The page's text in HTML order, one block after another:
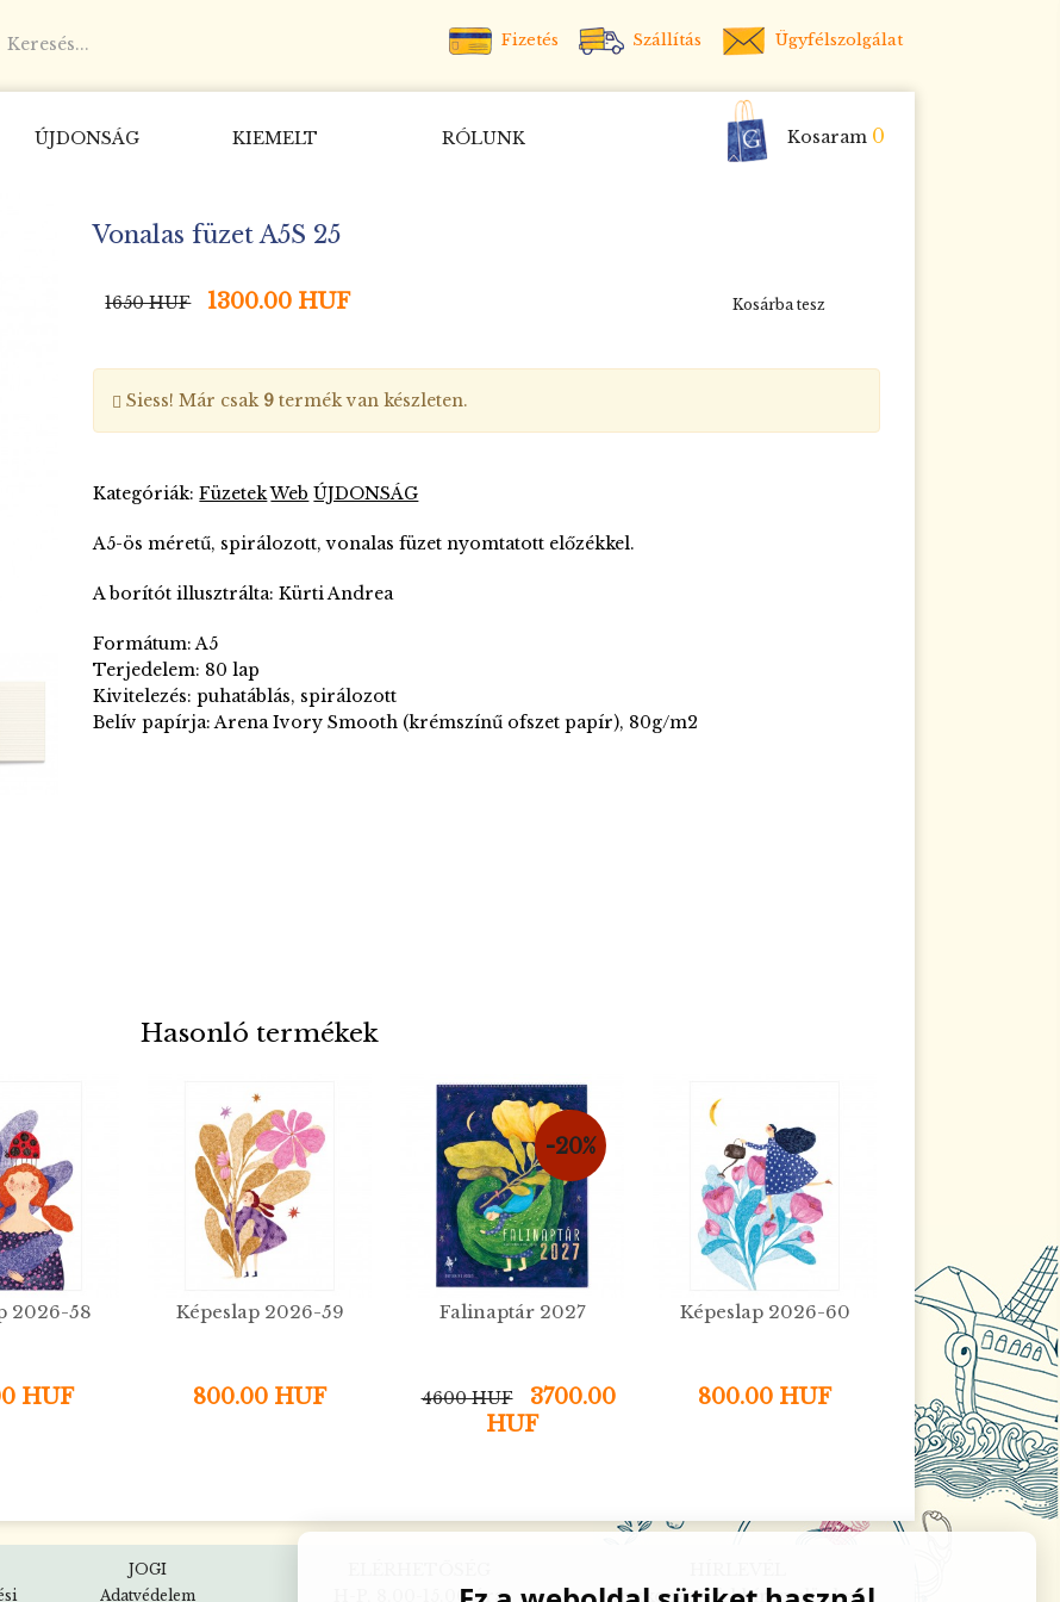
Fizetés Szállítás Ügyfélszolgálat
ÚJDONSÁG KIEMELT RÓLUNK Kosaram 0
Vonalas füzet A5S 25
1650 HUF 1300.00 HUF Kosárba tesz
Siess! Már csak 9 termék van készleten.
Kategóriák:FüzetekWeb ÚJDONSÁG
A5-ös méretű, spirálozott, vonalas füzet nyomtatott előzékkel.
A borítót illusztrálta: Kürti Andrea
Formátum: A5
Terjedelem: 80 lap
Kivitelezés: puhatáblás, spirálozott
Belív papírja: Arena Ivory Smooth (krémszínű ofszet papír), 80g/m2
Hasonló termékek
2026-58
HUF
Képeslap 2026-59
800.00 HUF
-20%
Falinaptár 2027
4600 HUF
3700.00
HUF
Képeslap 2026-60
800.00 HUF
JOGI
Adatvédelem H-P, 8.00-15.00 óra Iratkozzon fel hírlevelünkre